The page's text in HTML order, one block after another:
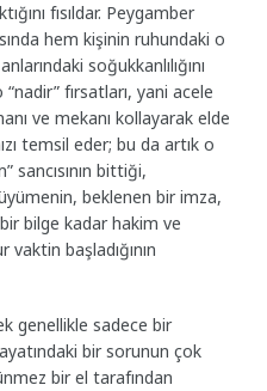
fısıldar. Peygamber
hem kişinin ruhundaki o
soğukkanlılığını
fırsatları, yani acele
ve mekanı kollayarak elde
temsil eder; bu da artık o
sancısının bittiği,
beklenen bir imza,
bilge kadar hakim ve
başladığının
genellikle sadece bir
bir sorunun çok
bir el tarafından